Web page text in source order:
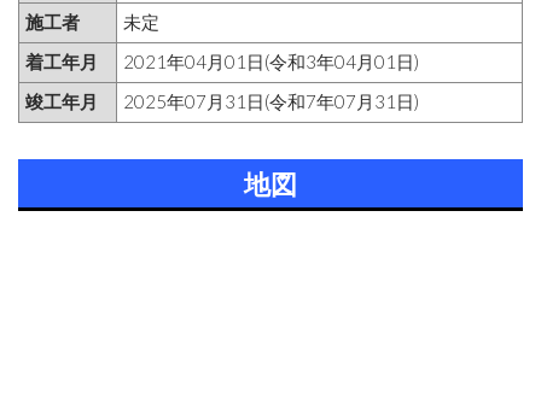
施工者
未定
着工年月
2021年04月01日(令和3年04月01日)
竣工年月
2025年07月31日(令和7年07月31日)
地図